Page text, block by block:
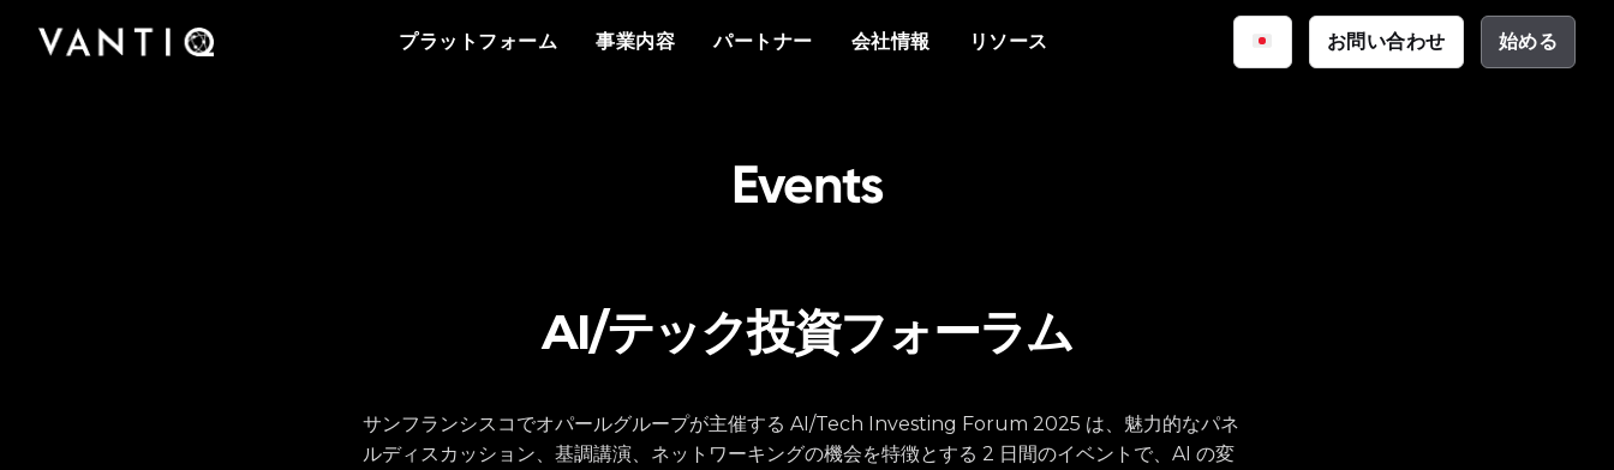
プラットフォーム 事業内容 パートナー 会社情報 リソース お問い合わせ 始める
Vantiqは、リアルタイムのインテリジェントシ
プラットフォーム
エージェントAI
イベント駆動型アーキテクチャ
事業内容
サイバーセキュリティ
パートナー もっと知る 資料
Vantiqを支えるチームをご紹介いたします。私
Vantiq について
イベント
Vantiqのポッドキャストをはじめとする導入事
例、プレスリリースまで、お役立ち資料をご覧
データシート
プレスリリース
Events
AI/テック投資フォーラム
サンフランシスコでオパールグループが主催する AI/Tech Investing Forum 2025 は、魅力的なパネ
ルディスカッション、基調講演、ネットワーキングの機会を特徴とする 2 日間のイベントで、AI の変